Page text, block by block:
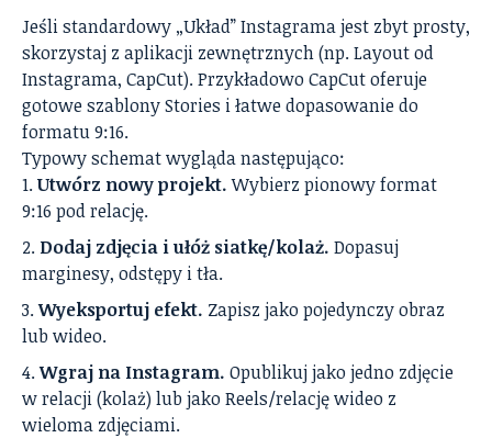
Jeśli standardowy „Układ” Instagrama jest zbyt prosty,
skorzystaj z aplikacji zewnętrznych (np. Layout od
Instagrama, CapCut). Przykładowo CapCut oferuje
gotowe szablony Stories i łatwe dopasowanie do
formatu 9:16.
Typowy schemat wygląda następująco:
Utwórz nowy projekt.Wybierz pionowy format
9:16 pod relację.
Dodaj zdjęcia i ułóż siatkę/kolaż. Dopasuj
marginesy, odstępy i tła.
Wyeksportuj efekt. Zapisz jako pojedynczy obraz
lub wideo.
Wgraj na Instagram. Opublikuj jako jedno zdjęcie
w relacji (kolaż) lub jako Reels/relację wideo z
wieloma zdjęciami.